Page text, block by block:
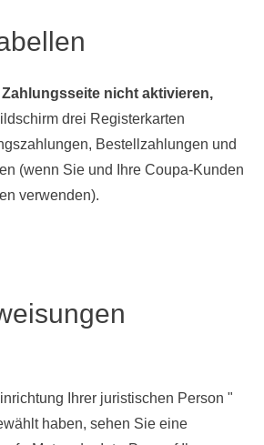
Zahlungsseite nicht aktivieren,
drei Registerkarten
Bestellzahlungen und
(wenn Sie und Ihre Coupa-Kunden
verwenden).
Ihrer juristischen Person "
haben, sehen Sie eine